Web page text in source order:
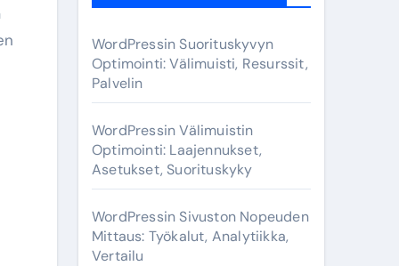
h
f
o
r
WordPressin Suorituskyvyn
Optimointi: Välimuisti, Resurssit,
Palvelin
WordPressin Välimuistin
Optimointi: Laajennukset,
Asetukset, Suorituskyky
WordPressin Sivuston Nopeuden
Mittaus: Työkalut, Analytiikka,
Vertailu